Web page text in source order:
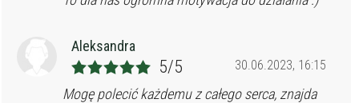
Aleksandra
30.06.2023, 16:15
5/5
Mogę polecić każdemu z całego serca, znajda